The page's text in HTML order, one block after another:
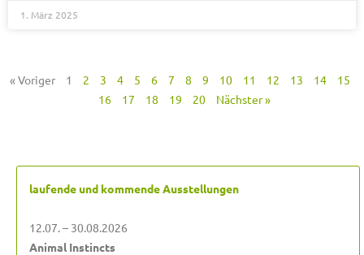
1. März 2025
« Voriger 1 2 3 4 5 6 7 8 9 10 11 12 13 14
15
16
17 18 19 20 Nächster »
laufende und kommende Ausstellungen
12.07. – 30.08.2026
Animal Instincts